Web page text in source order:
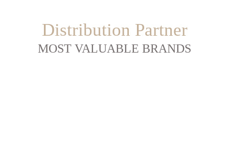
Distribution Partner
MOST VALUABLE BRANDS